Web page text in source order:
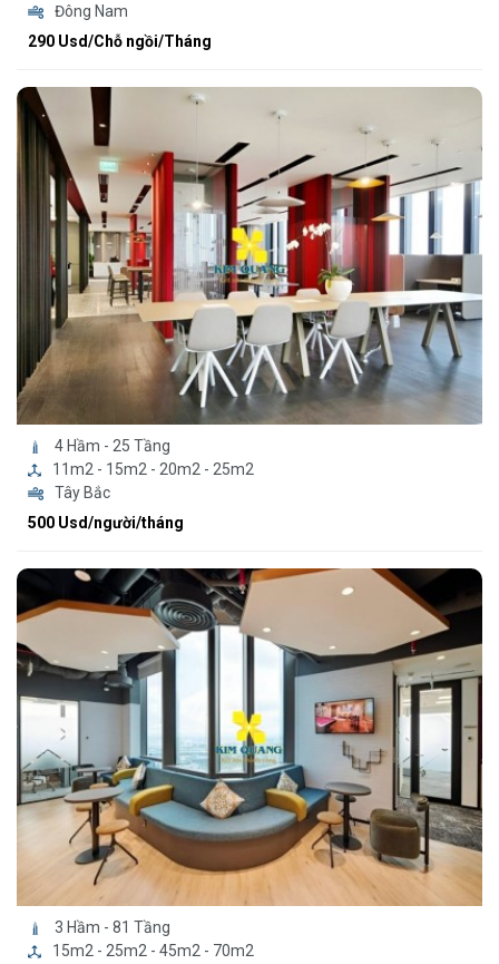
Đông Nam
290 Usd/Chỗ ngồi/Tháng
4 Hầm - 25 Tầng
11m2 - 15m2 - 20m2 - 25m2
Tây Bắc
500 Usd/người/tháng
3 Hầm - 81 Tầng
15m2 - 25m2 - 45m2 - 70m2